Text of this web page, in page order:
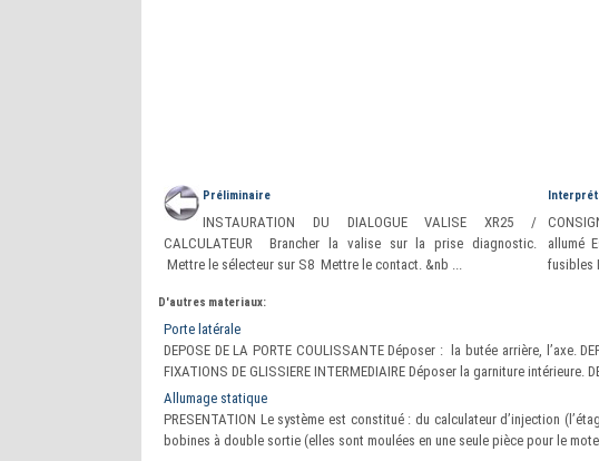
Préliminaire
INSTAURATION DU DIALOGUE VALISE XR25 /
CALCULATEUR Brancher la valise sur la prise diagnostic.
Mettre le sélecteur sur S8 Mettre le contact. &nb ...
allumé
fusibles
D'autres materiaux:
Porte latérale
DEPOSE DE LA PORTE COULISSANTE Déposer : la butée arrière, l’axe.
FIXATIONS DE GLISSIERE INTERMEDIAIRE Déposer la garniture intérieure.
Allumage statique
PRESENTATION Le système est constitué : du calculateur d’injection
bobines à double sortie (elles sont moulées en une seule pièce pour le